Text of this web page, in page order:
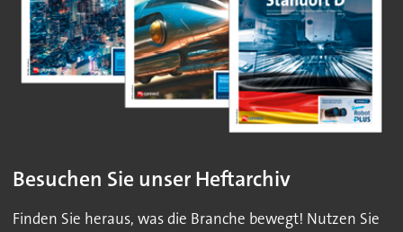
Besuchen Sie unser Heftarchiv
Finden Sie heraus, was die Branche bewegt! Nutzen Sie